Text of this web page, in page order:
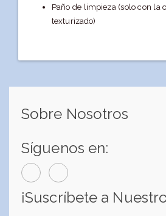
Paño de limpieza (solo con la
texturizado)
Sobre Nosotros
Síguenos en:
¡Suscríbete a